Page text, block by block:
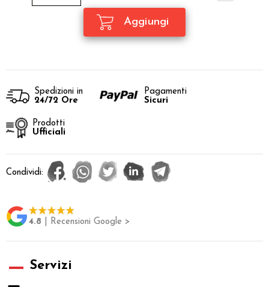
Spedizioni in
24/72 Ore
Pagamenti
Sicuri
Prodotti
Ufficiali
Condividi:
4.8 | Recensioni Google >
Servizi